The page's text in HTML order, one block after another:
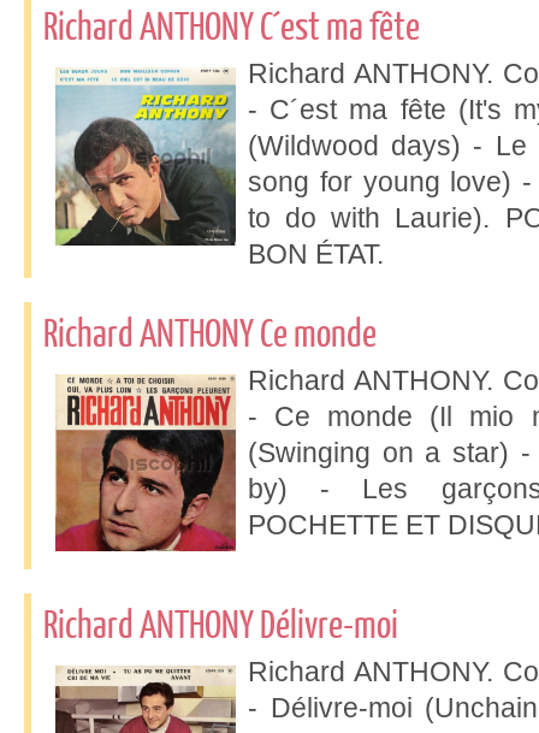
Richard ANTHONY C´est ma fête
Richard ANTHONY.
- C´est ma fête (It's
(Wildwood days) -
song for young love)
to do with Laurie).
BON ÉTAT.
Richard ANTHONY Ce monde
Richard ANTHONY.
- Ce monde (Il mio
(Swinging on a star)
by) - Les
POCHETTE ET
Richard ANTHONY Délivre-moi
Richard ANTHONY.
- Délivre-moi